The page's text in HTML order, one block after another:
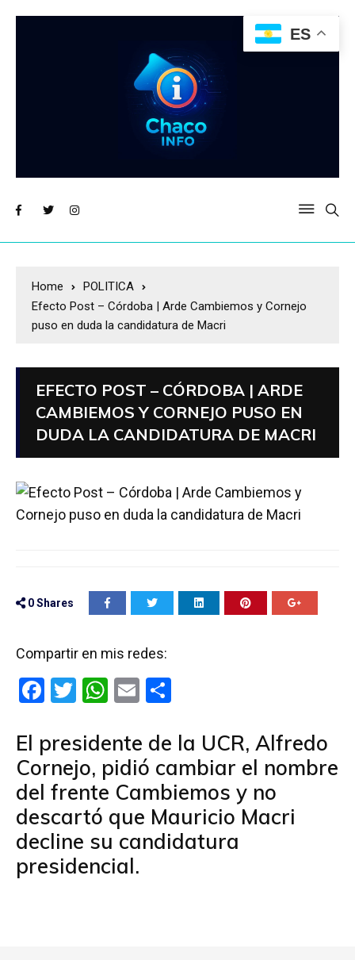
Home
POLITICA
Efecto Post – Córdoba | Arde Cambiemos y Cornejo
puso en duda la candidatura de Macri
EFECTO POST – CÓRDOBA | ARDE
CAMBIEMOS Y CORNEJO PUSO EN
DUDA LA CANDIDATURA DE MACRI
0Shares
Compartir en mis redes:
F
ce
b
o
o
k
T
tt
er
W
at
s
A
p
p
E
ail m
p
ar
tir
El presidente de la UCR, Alfredo
Cornejo, pidió cambiar el nombre
del frente Cambiemos y no
descartó que Mauricio Macri
decline su candidatura
presidencial.
ES